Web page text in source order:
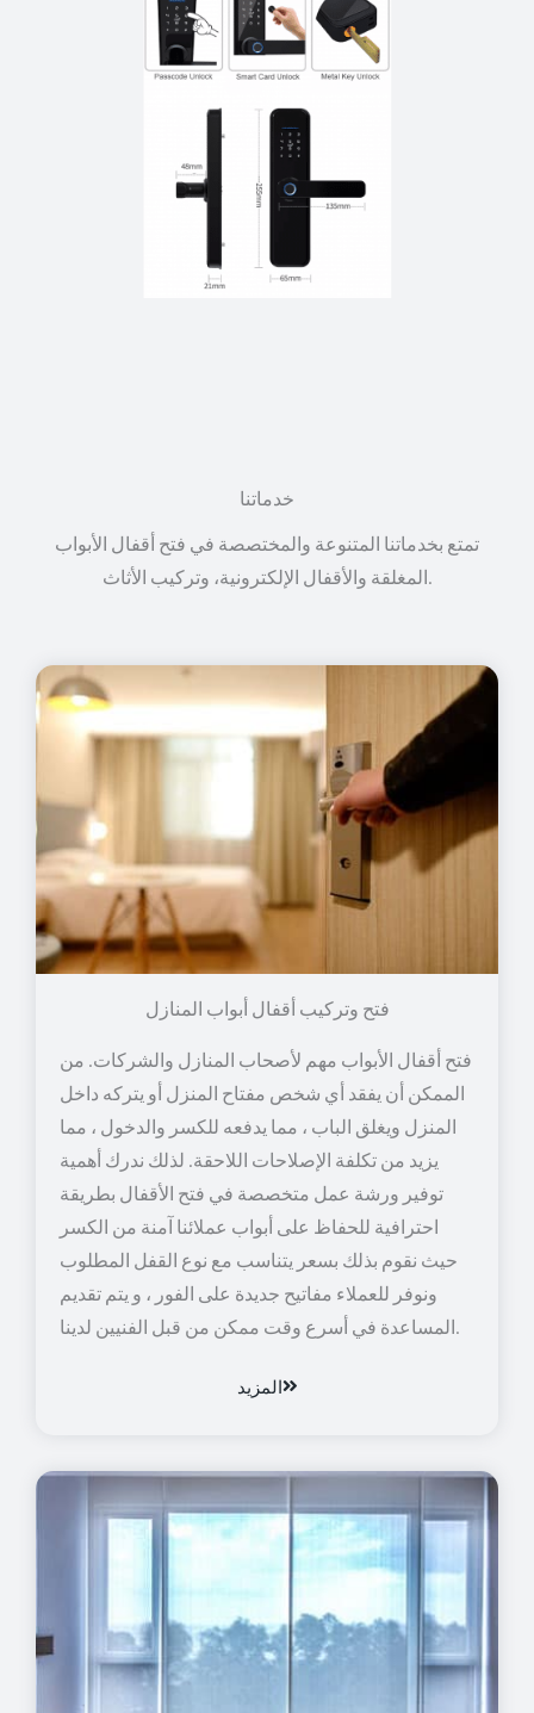
خدماتنا
تمتع بخدماتنا المتنوعة والمختصصة في فتح أقفال الأبواب
فتح وتركيب أقفال أبواب المنازل
فتح أقفال الأبواب مهم لأصحاب المنازل والشركات. من
الممكن أن يفقد أي شخص مفتاح المنزل أو يتركه داخل
المنزل ويغلق الباب ، مما يدفعه للكسر والدخول ، مما
يزيد من تكلفة الإصلاحات اللاحقة. لذلك ندرك أهمية
توفير ورشة عمل متخصصة في فتح الأقفال بطريقة
احترافية للحفاظ على أبواب عملائنا آمنة من الكسر
حيث نقوم بذلك بسعر يتناسب مع نوع القفل المطلوب
ونوفر للعملاء مفاتيح جديدة على الفور ، و يتم تقديم
المساعدة في أسرع وقت ممكن من قبل الفنيين لدينا.
المزيد